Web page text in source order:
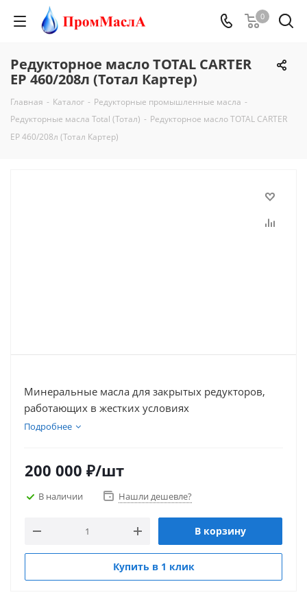
0
Редукторное масло TOTAL CARTER
EP 460/208л (Тотал Картер)
Главная - Каталог - Редукторные промышленные масла -
Редукторные масла Total (Тотал) - Редукторное масло TOTAL CARTER
EP 460/208л (Тотал Картер)
Минеральные масла для закрытых редукторов,
работающих в жестких условиях
Подробнее
200 000 ₽/шт
В наличии Нашли дешевле?
В корзину
Купить в 1 клик